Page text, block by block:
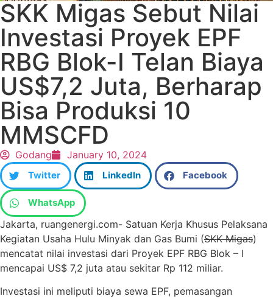
SKK Migas Sebut Nilai
Investasi Proyek EPF
RBG Blok-I Telan Biaya
US$7,2 Juta, Berharap
Bisa Produksi 10
MMSCFD
Godang January 10, 2024
Twitter LinkedIn Facebook
WhatsApp
Jakarta, ruangenergi.com- Satuan Kerja Khusus Pelaksana
Kegiatan Usaha Hulu Minyak dan Gas Bumi (SKK Migas)
mencatat nilai investasi dari Proyek EPF RBG Blok – I
mencapai US$ 7,2 juta atau sekitar Rp 112 miliar.
Investasi ini meliputi biaya sewa EPF, pemasangan